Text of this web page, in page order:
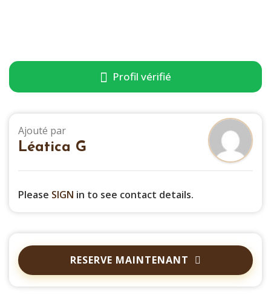
Profil vérifié
Ajouté par
Léatica G
Please SIGN in to see contact details.
RESERVE MAINTENANT